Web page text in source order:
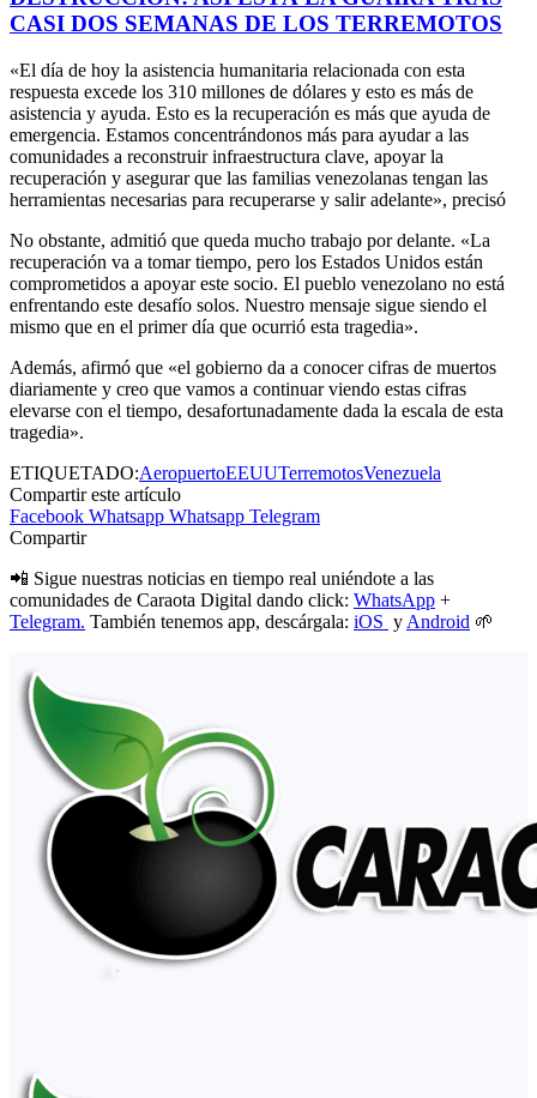
CASI DOS SEMANAS DE LOS TERREMOTOS
«El día de hoy la asistencia humanitaria relacionada con esta
respuesta excede los 310 millones de dólares y esto es más de
asistencia y ayuda. Esto es la recuperación es más que ayuda de
emergencia. Estamos concentrándonos más para ayudar a las
comunidades a reconstruir infraestructura clave, apoyar la
recuperación y asegurar que las familias venezolanas tengan las
herramientas necesarias para recuperarse y salir adelante», precisó
No obstante, admitió que queda mucho trabajo por delante. «La
recuperación va a tomar tiempo, pero los Estados Unidos están
comprometidos a apoyar este socio. El pueblo venezolano no está
enfrentando este desafío solos. Nuestro mensaje sigue siendo el
mismo que en el primer día que ocurrió esta tragedia».
Además, afirmó que «el gobierno da a conocer cifras de muertos
diariamente y creo que vamos a continuar viendo estas cifras
elevarse con el tiempo, desafortunadamente dada la escala de esta
tragedia».
ETIQUETADO:AeropuertoEEUUTerremotosVenezuela
Compartir este artículo
Facebook Whatsapp Whatsapp Telegram
Compartir
📲 Sigue nuestras noticias en tiempo real uniéndote a las
comunidades de Caraota Digital dando click: WhatsApp +
Telegram. También tenemos app, descárgala: iOS y Android 🌱